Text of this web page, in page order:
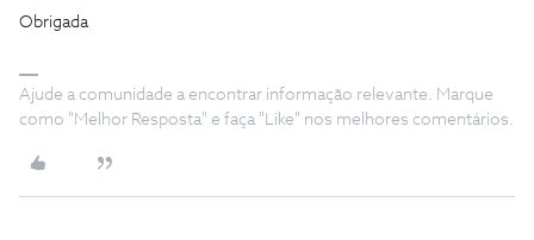
Obrigada
Ajude a comunidade a encontrar informação relevante. Marque
como "Melhor Resposta" e faça "Like" nos melhores comentários.